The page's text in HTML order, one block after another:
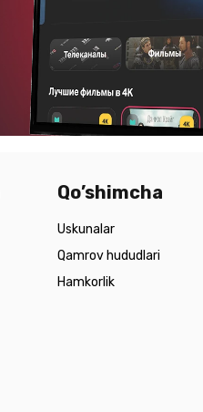
Qo’shimcha
Uskunalar
Qamrov hududlari
Hamkorlik